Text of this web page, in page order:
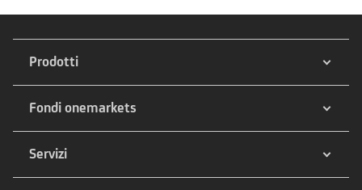
Prodotti
Fondi onemarkets
Servizi